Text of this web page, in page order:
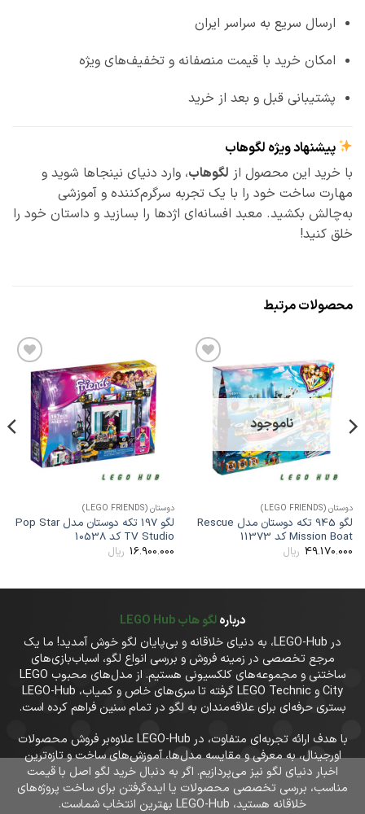
ارسال سریع به سراسر ایران
امکان خرید با قیمت منصفانه و تخفیف‌های ویژه
پشتیبانی قبل و بعد از خرید
پیشنهاد ویژه لگوهاب
با خرید این محصول از لگوهاب، وارد دنیای نینجاها شوید و
مهارت ساخت خود را با یک تجربه سرگرم‌کننده و آموزشی
به‌چالش بکشید. معبد افسانه‌ای اژدها را بسازید و داستان خود را
خلق کنید!
محصولات مرتبط
افزودن
به
علاقه
مندی
ها
ناموجود
دوستان (LEGO FRIENDS)
لگو 945 تکه دوستان مدل Rescue
Mission Boat کد 11373
49.170.000 ریال
افزودن
به
علاقه
مندی
ها
دوستان (LEGO FRIENDS)
لگو 197 تکه دوستان مدل Pop Star
TV Studio کد 10538
16.900.000 ریال
دربارهلگو هاب LEGO Hub
در LEGO-Hub، به دنیای خلاقانه و بی‌پایان لگو خوش آمدید! ما یک
مرجع تخصصی در زمینه فروش و بررسی انواع لگو، اسباب‌بازی‌های
ساختنی و مجموعه‌های کلکسیونی هستیم. از مدل‌های محبوب LEGO
City و LEGO Technic گرفته تا سری‌های خاص و کمیاب، LEGO-Hub
بستری حرفه‌ای برای علاقه‌مندان به لگو در تمام سنین فراهم کرده است.
با هدف ارائه تجربه‌ای متفاوت، در LEGO-Hub علاوه‌بر فروش محصولات
اورجینال، به معرفی و مقایسه مدل‌ها، آموزش‌های ساخت و تازه‌ترین
اخبار دنیای لگو نیز می‌پردازیم. اگر به دنبال خرید لگو اصل با قیمت
مناسب، بررسی تخصصی محصولات یا ایده‌گرفتن برای ساخت پروژه‌های
خلاقانه هستید، LEGO-Hub بهترین انتخاب شماست.